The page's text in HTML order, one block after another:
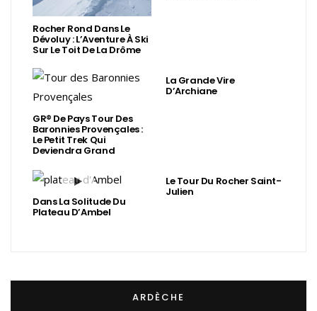
Rocher Rond Dans Le
Dévoluy : L’Aventure À Ski
Sur Le Toit De La Drôme
GR® De Pays Tour Des
Baronnies Provençales :
Le Petit Trek Qui
Deviendra Grand
La Grande Vire
D’Archiane
Dans La Solitude Du
Plateau D’Ambel
Le Tour Du Rocher Saint-
Julien
ARDÈCHE